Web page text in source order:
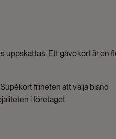
uppskattas. Ett gåvokort är en
friheten att välja bland
i företaget.